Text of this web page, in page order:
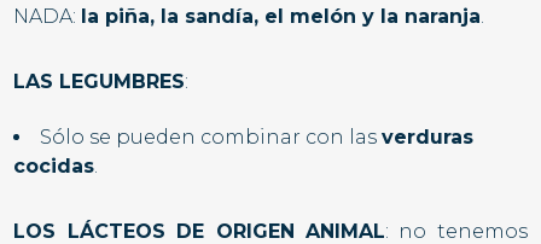
NADA: la piña, la sandía, el melón y la naranja
LAS LEGUMBRES:
Sólo se pueden combinar con lasverduras
cocidas
LOS LÁCTEOS DE ORIGEN ANIMAL: no tenemos